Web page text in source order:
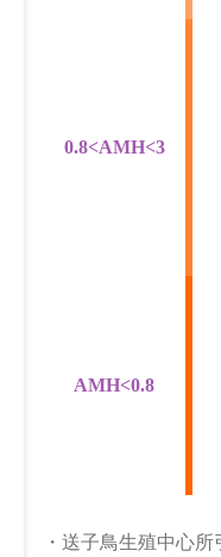
0.8<AMH<3
AMH<0.8
・送子鳥生殖中心